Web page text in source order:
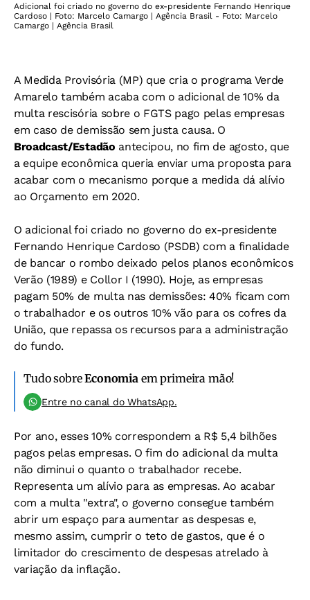
Adicional foi criado no governo do ex-presidente Fernando Henrique
Cardoso | Foto: Marcelo Camargo | Agência Brasil - Foto: Marcelo
Camargo | Agência Brasil
A Medida Provisória (MP) que cria o programa Verde
Amarelo também acaba com o adicional de 10% da
multa rescisória sobre o FGTS pago pelas empresas
em caso de demissão sem justa causa. O
Broadcast/Estadão antecipou, no fim de agosto, que
a equipe econômica queria enviar uma proposta para
acabar com o mecanismo porque a medida dá alívio
ao Orçamento em 2020.
O adicional foi criado no governo do ex-presidente
Fernando Henrique Cardoso (PSDB) com a finalidade
de bancar o rombo deixado pelos planos econômicos
Verão (1989) e Collor I (1990). Hoje, as empresas
pagam 50% de multa nas demissões: 40% ficam com
o trabalhador e os outros 10% vão para os cofres da
União, que repassa os recursos para a administração
do fundo.
Tudo sobreEconomia em primeira mão!
Entre no canal do WhatsApp.
Por ano, esses 10% correspondem a R$ 5,4 bilhões
pagos pelas empresas. O fim do adicional da multa
não diminui o quanto o trabalhador recebe.
Representa um alívio para as empresas. Ao acabar
com a multa "extra", o governo consegue também
abrir um espaço para aumentar as despesas e,
mesmo assim, cumprir o teto de gastos, que é o
limitador do crescimento de despesas atrelado à
variação da inflação.